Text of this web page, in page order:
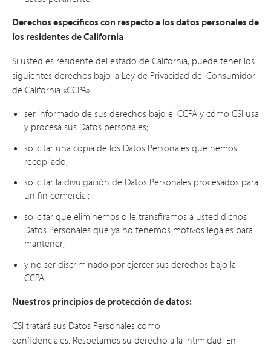
Derechos específicos con respecto a los datos personales de
los residentes de California
Si usted es residente del estado de California, puede tener los
siguientes derechos bajo la Ley de Privacidad del Consumidor
de California «CCPA»:
ser informado de sus derechos bajo el CCPA y cómo CSI usa
y procesa sus Datos personales;
solicitar una copia de los Datos Personales que hemos
recopilado;
solicitar la divulgación de Datos Personales procesados ​​para
un fin comercial;
solicitar que eliminemos o le transfiramos a usted dichos
Datos Personales que ya no tenemos motivos legales para
mantener;
y no ser discriminado por ejercer sus derechos bajo la
CCPA.
Nuestros principios de protección de datos:
CSI tratará sus Datos Personales como
confidenciales. Respetamos su derecho a la intimidad. En